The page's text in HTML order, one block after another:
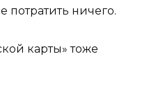
потратить ничего.
карты» тоже